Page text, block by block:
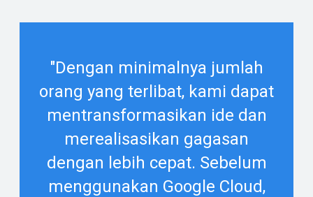
"Dengan minimalnya jumlah
orang yang terlibat, kami dapat
mentransformasikan ide dan
merealisasikan gagasan
dengan lebih cepat. Sebelum
menggunakan Google Cloud,